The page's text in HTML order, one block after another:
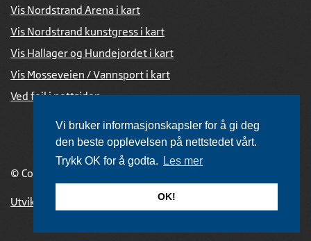
Vi bruker informasjonskapsler for å gi deg
den beste opplevelsen på nettstedet vårt.
Trykk OK for å godta.
Les mer
OK!
Vis Nordstrand Arena i kart
Vis Nordstrand kunstgress i kart
Vis Hallager og Hundejordet i kart
Vis Mosseveien / Vannsport i kart
Ved feil i nettsiden
© Copyright 2026 |
Utviklet av Netlab publiseres med eRedaktør